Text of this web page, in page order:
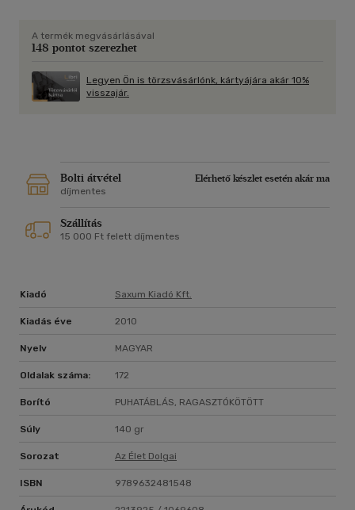
A termék megvásárlásával
148 pontot szerezhet
Legyen Ön is törzsvásárlónk, kártyájára akár 10%
visszajár.
Bolti átvétel
Elérhető készlet esetén akár ma
díjmentes
Szállítás
15 000 Ft felett díjmentes
Kiadó Saxum Kiadó Kft.
Kiadás éve 2010
Nyelv MAGYAR
Oldalak száma: 172
Borító PUHATÁBLÁS, RAGASZTÓKÖTÖTT
Súly 140 gr
Sorozat Az Élet Dolgai
ISBN 9789632481548